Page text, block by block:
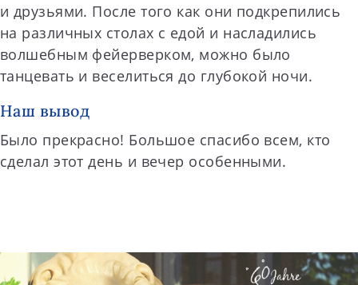
и друзьями. После того как они подкрепились
на различных столах с едой и насладились
волшебным фейерверком, можно было
танцевать и веселиться до глубокой ночи.
Наш вывод
Было прекрасно! Большое спасибо всем, кто
сделал этот день и вечер особенными.